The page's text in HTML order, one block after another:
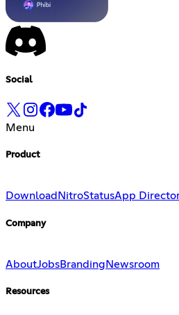
Social
Menu
Product
Download NitroStatusApp
Company
AboutJobsBranding Newsroom
Resources